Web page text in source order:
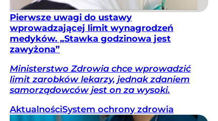
Pierwsze uwagi do ustawy
wprowadzającej limit wynagrodzeń
medyków. „Stawka godzinowa jest
zawyżona”
Ministerstwo Zdrowia chce wprowadzić
limit zarobków lekarzy, jednak zdaniem
samorządowców jest on za wysoki.
AktualnościSystem ochrony zdrowia